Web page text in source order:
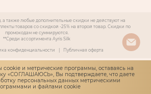
а также любые дополнительные скидки не действуют на
товаров со скидкой -25% на второй товар. Скидки по
промокодам не суммируются.
**Среди ассортимента Ayris Silk
конфиденциальности Публичная оферта
и метрические программы, оставаясь на
«СОГЛАШАЮСЬ», Вы подтверждаете, что даете
персональных данных метрическими
и файлами cookie